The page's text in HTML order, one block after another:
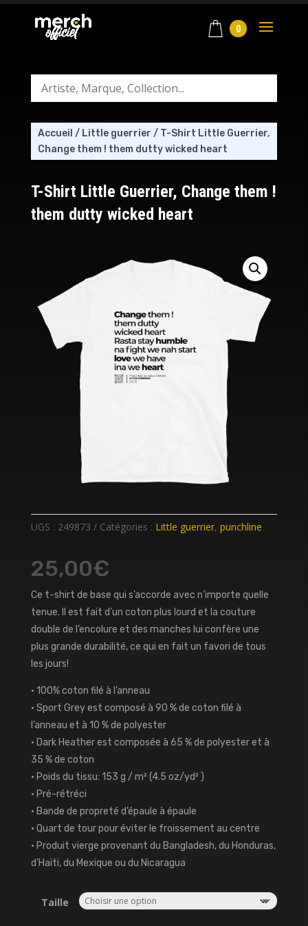
0
Accueil / Little guerrier / T-Shirt Little Guerrier,
Change them ! them dutty wicked heart
T-Shirt Little Guerrier, Change them !
them dutty wicked heart
UGS : 249873 Catégories : Little guerrier, punchline
25,00€
Ce t-shirt de base qui s’accorde avec n’importe quelle
tenue. Il est fait d’un coton plus lourd et la couture
double de l’encolure et des manches lui confère une
plus grande durabilité, ce qui en fait un favori de tous
les jours!
• 100% coton filé à l’anneau
• Sport Grey est composé à 90 % de coton filé à
l’anneau et à 10 % de polyester
• Dark Heather est composée à 65 % de polyester et à
35 % de coton
• Poids du tissu: 153 g / m² (4.5 oz/yd² )
• Pré-rétréci
• Bande de propreté d’épaule à épaule
• Quart de tour pour éviter le froissement au centre
• Produit vierge provenant du Bangladesh, du Honduras,
d’Haïti, du Mexique ou du Nicaragua
Taille